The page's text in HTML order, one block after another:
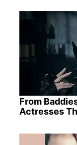
From
Actresses